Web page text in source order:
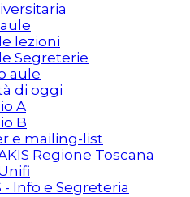
lezioni
Segreterie
aule
di oggi
A
B
e mailing-list
Regione Toscana
- Info e Segreteria